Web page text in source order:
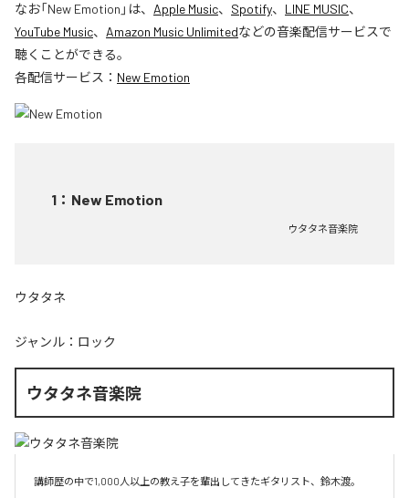
なお「New Emotion 」は、 Apple Music、 Spotify、 LINE MUSIC、
YouTube Music、 Amazon Music Unlimitedなどの音楽配信サービスで
聴くことができる。
各配信サービス： New Emotion
1 ： New Emotion
ウタタネ音楽院
ウタタネ
ジャンル： ロック
ウタタネ音楽院
講師歴の中で1,000人以上の教え子を輩出してきたギタリスト、鈴木渡。